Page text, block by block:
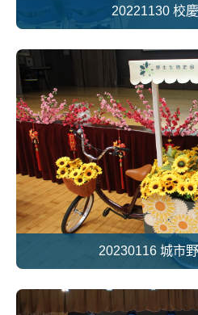
20221130 校
20230116 城市